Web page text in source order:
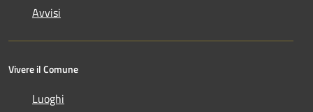
Avvisi
Vivere il Comune
Luoghi